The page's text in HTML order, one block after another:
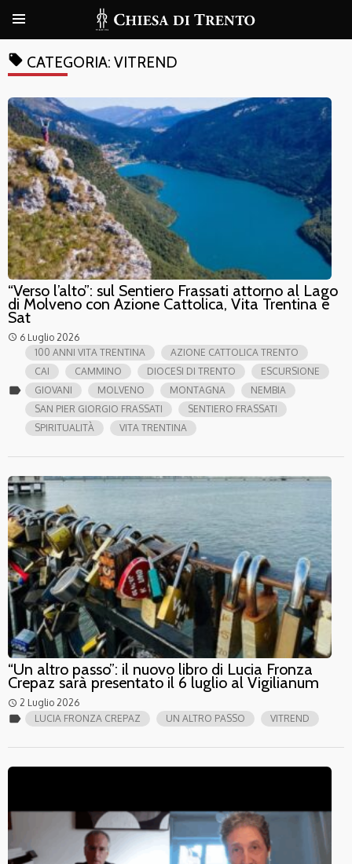
local_offer CATEGORIA: VITREND
“Verso l’alto”: sul Sentiero Frassati attorno al Lago
di Molveno con Azione Cattolica, Vita Trentina e
Sat
access_time 6 Luglio 2026
label
100 ANNI VITA TRENTINA
AZIONE CATTOLICA TRENTO
CAI
CAMMINO DIOCESI DI TRENTO
ESCURSIONE
GIOVANI
MOLVENO MONTAGNA
NEMBIA
SAN PIER GIORGIO FRASSATI
SENTIERO FRASSATI
SPIRITUALITÀ
VITA TRENTINA
“Un altro passo”: il nuovo libro di Lucia Fronza
Crepaz sarà presentato il 6 luglio al Vigilianum
access_time 2 Luglio 2026
label LUCIA FRONZA CREPAZ UN ALTRO PASSO VITREND